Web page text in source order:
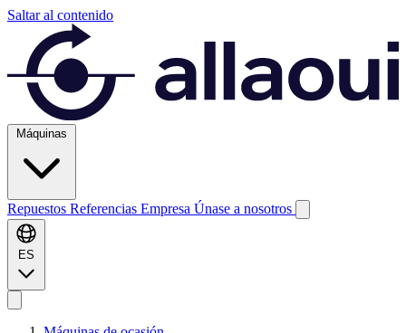
Saltar al contenido
Máquinas
Repuestos Referencias Empresa Únase a nosotros
ES